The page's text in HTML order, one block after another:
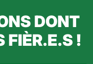
DONT
FIÈR.E.S !